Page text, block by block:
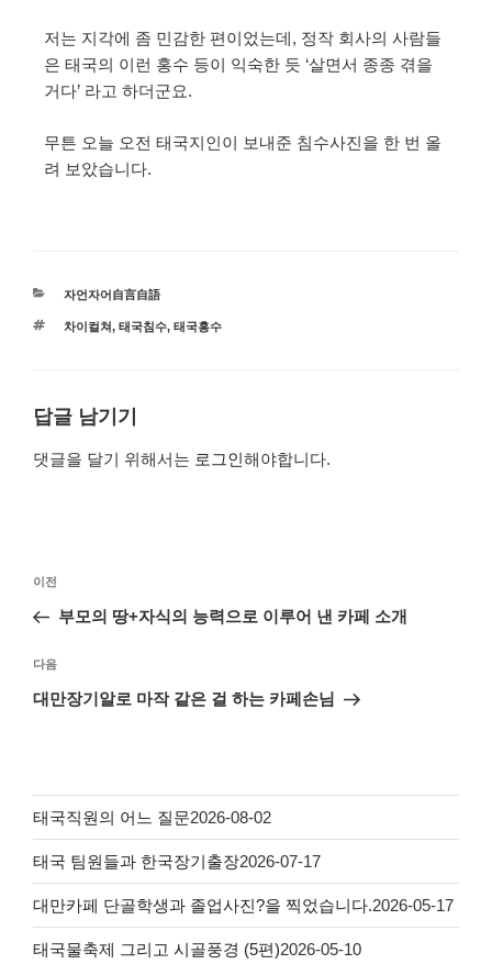
저는 지각에 좀 민감한 편이었는데, 정작 회사의 사람들
은 태국의 이런 홍수 등이 익숙한 듯 ‘살면서 종종 겪을
거다’ 라고 하더군요.
무튼 오늘 오전 태국지인이 보내준 침수사진을 한 번 올
려 보았습니다.
자언자어自言自語
차이컬쳐, 태국침수, 태국홍수
답글 남기기
댓글을 달기 위해서는 로그인해야합니다.
이전
부모의 땅+자식의 능력으로 이루어 낸 카페 소개
다음
대만장기알로 마작 같은 걸 하는 카페손님
태국직원의 어느 질문2026-08-02
태국 팀원들과 한국장기출장2026-07-17
대만카페 단골학생과 졸업사진?을 찍었습니다.2026-05-17
태국물축제 그리고 시골풍경 (5편)2026-05-10